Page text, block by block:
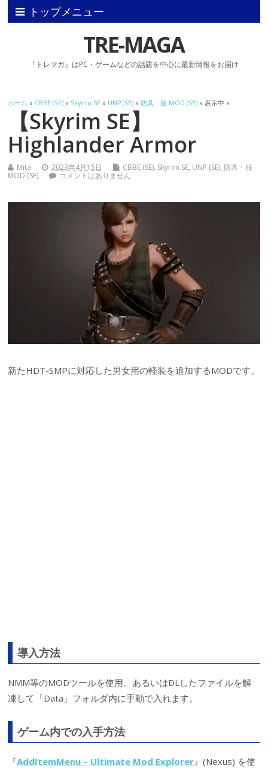
トップメニュー
TRE-MAGA
『トレマガ』はPC・ゲームなどの話題を中心に最新情報をお届け
ホーム » CBBE (SE) » Skyrim SE » UNP (SE) »防具・服 MOD (SE) » 表示中 »
【Skyrim SE】
Highlander Armor
Mita 2023年4月15日 CBBE (SE), Skyrim SE, UNP (SE),防具・服
MOD (SE)
コメントはありません
新たHDT-SMPに対応した男女用の軽装を追加するMODです。
導入方法
NMM等のMODツールを使用。あるいはDLしたファイルを解
凍して「Data」フォルダ内に手動で入れます。
ゲーム内での入手方法
『AddItemMenu – Ultimate Mod Explorer 』(Nexus) を使